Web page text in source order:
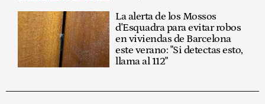
La alerta de los Mossos
d'Esquadra para evitar robos
en viviendas de Barcelona
este verano: "Si detectas esto,
llama al 112"